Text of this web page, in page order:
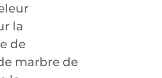
la
de
marbre de